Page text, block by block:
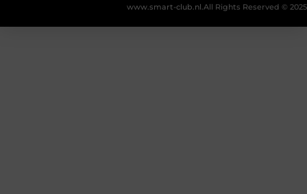
All Rights Reserved © 2025
www.smart-club.nl.